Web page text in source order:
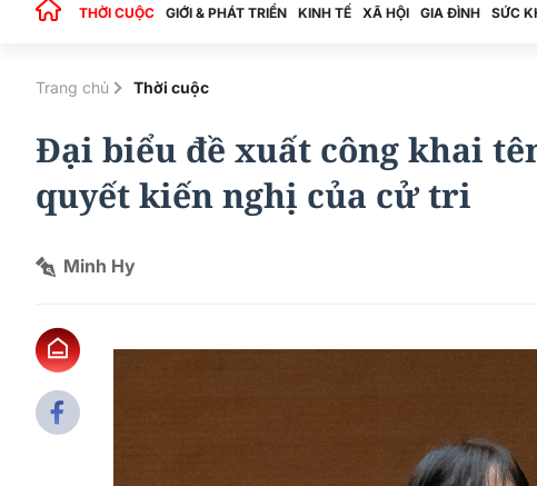
THỜI CUỘC GIỚI & PHÁT TRIỂN KINH TẾ XÃ HỘI GIA ĐÌNH SỨC
Trang chủ Thời cuộc
Đại biểu đề xuất công khai
quyết kiến nghị của cử tri
Minh Hy